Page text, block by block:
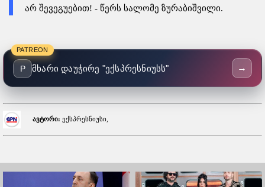
არ შევეგუებით! - წერს სალომე ზურაბიშვილი.
PATREON
P მხარი დაუჭირე "ექსპრესნიუსს" →
ავტორი: ექსპრესნიუსი,